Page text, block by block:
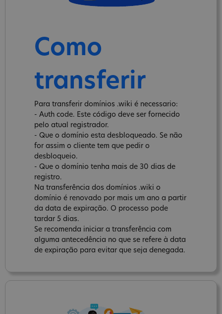
Como
transferir
Para transferir domínios .wiki é necessario:
- Auth code. Este código deve ser fornecido
pelo atual registrador.
- Que o domínio esta desbloqueado. Se não
for assim o cliente tem que pedir o
desbloqueio.
- Que o domínio tenha mais de 30 dias de
registro.
Na transferência dos domínios .wiki o
domínio é renovado por mais um ano a partir
da data de expiração. O processo pode
tardar 5 dias.
Se recomenda iniciar a transferência com
alguma antecedência no que se refere à data
de expiração para evitar que seja denegada.